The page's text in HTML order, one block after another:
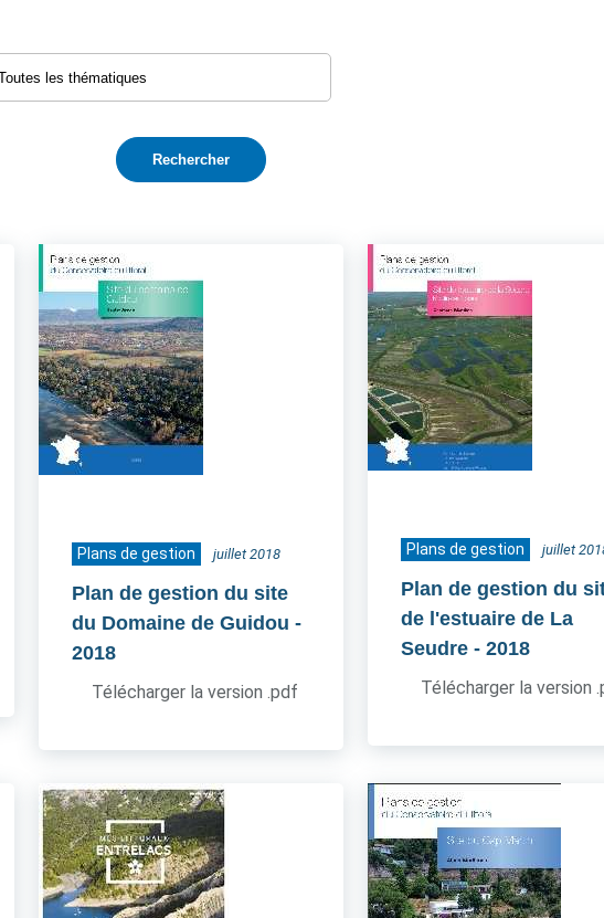
Plans de gestion juillet 2018
Plan de gestion du site
du Domaine de Guidou -
2018
Télécharger la version .pdf
Plans de gestion juillet
Plan de gestion du
de l'estuaire de La
Seudre - 2018
Télécharger la version